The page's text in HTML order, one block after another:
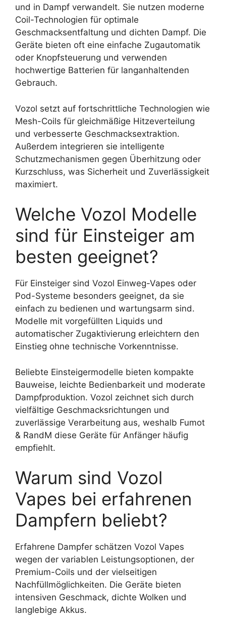
und in Dampf verwandelt. Sie nutzen moderne
Coil-Technologien für optimale
Geschmacksentfaltung und dichten Dampf. Die
Geräte bieten oft eine einfache Zugautomatik
oder Knopfsteuerung und verwenden
hochwertige Batterien für langanhaltenden
Gebrauch.
Vozol setzt auf fortschrittliche Technologien wie
Mesh-Coils für gleichmäßige Hitzeverteilung
und verbesserte Geschmacksextraktion.
Außerdem integrieren sie intelligente
Schutzmechanismen gegen Überhitzung oder
Kurzschluss, was Sicherheit und Zuverlässigkeit
maximiert.
Welche Vozol Modelle
sind für Einsteiger am
besten geeignet?
Für Einsteiger sind Vozol Einweg-Vapes oder
Pod-Systeme besonders geeignet, da sie
einfach zu bedienen und wartungsarm sind.
Modelle mit vorgefüllten Liquids und
automatischer Zugaktivierung erleichtern den
Einstieg ohne technische Vorkenntnisse.
Beliebte Einsteigermodelle bieten kompakte
Bauweise, leichte Bedienbarkeit und moderate
Dampfproduktion. Vozol zeichnet sich durch
vielfältige Geschmacksrichtungen und
zuverlässige Verarbeitung aus, weshalb Fumot
& RandM diese Geräte für Anfänger häufig
empfiehlt.
Warum sind Vozol
Vapes bei erfahrenen
Dampfern beliebt?
Erfahrene Dampfer schätzen Vozol Vapes
wegen der variablen Leistungsoptionen, der
Premium-Coils und der vielseitigen
Nachfüllmöglichkeiten. Die Geräte bieten
intensiven Geschmack, dichte Wolken und
langlebige Akkus.